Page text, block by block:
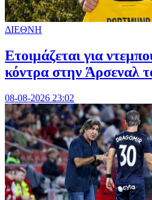
ΔΙΕΘΝΗ
Ετοιμάζεται για
κόντρα στην Άρσεναλ
08-08-2026 23:02